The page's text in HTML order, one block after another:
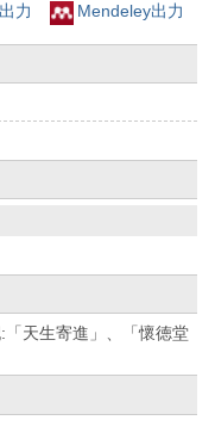
力 Mendeley出力
天生寄進」、「懷徳堂